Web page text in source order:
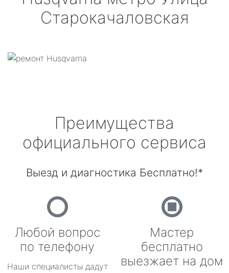
Старокачаловская
Преимущества
официального сервиса
Выезд и диагностика Бесплатно!*
Любой вопрос
по телефону
Наши специалисты дадут
Мастер
бесплатно
выезжает на дом